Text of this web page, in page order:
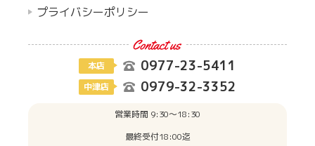
プライバシーポリシー
本店 0977-23-5411
中津店 0979-32-3352
営業時間 9:30〜18:30
最終受付18:00迄